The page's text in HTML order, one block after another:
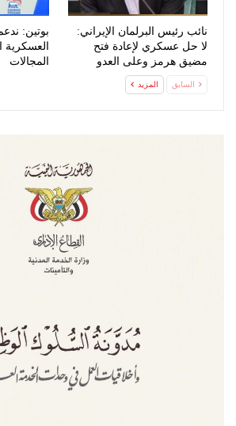
نائب رئيس البرلمان الإيراني:
لا حل عسكري لإعادة فتح
مضيق هرمز وعلى العدو
الخضوع…
بوتين:
المجالات
السابق المزيد